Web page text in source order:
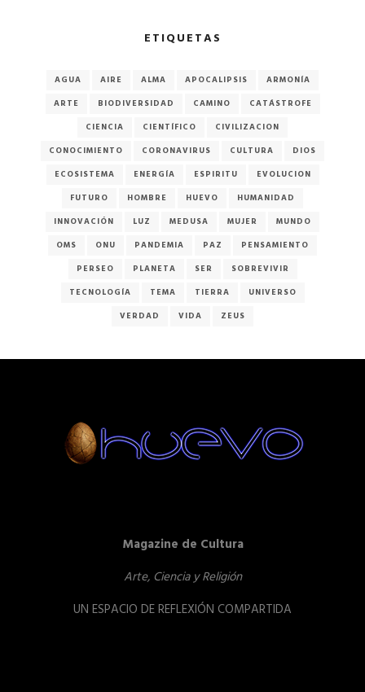
ETIQUETAS
AGUA AIRE ALMA APOCALIPSIS
ARMONÍA
ARTE
BIODIVERSIDAD CAMINO
CATÁSTROFE
CIENCIA
CIENTÍFICO
CIVILIZACION
CONOCIMIENTO
CORONAVIRUS CULTURA
DIOS
ECOSISTEMA
ENERGÍA ESPIRITU
EVOLUCION
FUTURO
HOMBRE HUEVO
HUMANIDAD
INNOVACIÓN
LUZ MEDUSA MUJER
MUNDO
OMS
ONU PANDEMIA PAZ
PENSAMIENTO
PERSEO
PLANETA SER
SOBREVIVIR
TECNOLOGÍA
TEMA TIERRA
UNIVERSO
VERDAD
VIDA ZEUS
Magazine de Cultura
Arte, Ciencia y Religión
UN ESPACIO DE REFLEXIÓN COMPARTIDA